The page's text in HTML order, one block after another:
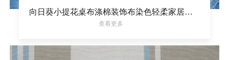
向日葵小提花桌布涤棉装饰布染色轻柔家居面料
查看更多